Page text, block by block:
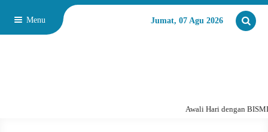
Menu Jumat, 07 Agu 2026
Awali Hari dengan